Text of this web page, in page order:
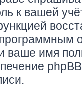
к вашей
ваше имя